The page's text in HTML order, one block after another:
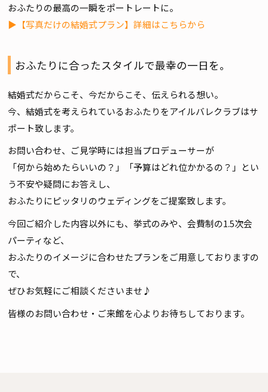
おふたりの最高の一瞬をポートレートに。
▶【写真だけの結婚式プラン】詳細はこちらから
おふたりに合ったスタイルで最幸の一日を。
結婚式だからこそ、今だからこそ、伝えられる想い。
今、結婚式を考えられているおふたりをアイルバレクラブはサ
ポート致します。
お問い合わせ、ご見学時には担当プロデューサーが
「何から始めたらいいの？」「予算はどれ位かかるの？」とい
う不安や疑問にお答えし、
おふたりにピッタリのウェディングをご提案致します。
今回ご紹介した内容以外にも、挙式のみや、会費制の1.5次会
パーティなど、
おふたりのイメージに合わせたプランをご用意しておりますの
で、
ぜひお気軽にご相談くださいませ♪
皆様のお問い合わせ・ご来館を心よりお待ちしております。